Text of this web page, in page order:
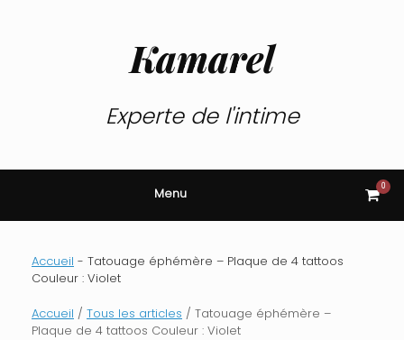
Kamarel
Experte de l'intime
Menu View
cart
0
Accueil - Tatouage éphémère – Plaque de 4 tattoos
Couleur : Violet
Accueil / Tous les articles / Tatouage éphémère –
Plaque de 4 tattoos Couleur : Violet